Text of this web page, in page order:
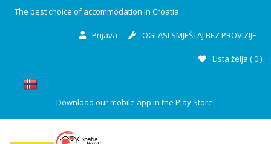
The best choice of accommodation in Croatia
Prijava OGLASI SMJEŠTAJ BEZ PROVIZIJE
Lista želja (0)
Download our mobile app in the Play Store!